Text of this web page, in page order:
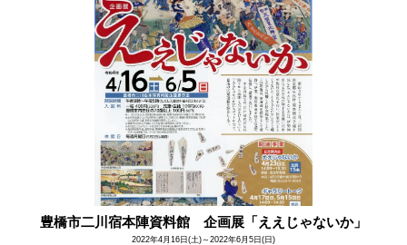
豊橋市二川宿本陣資料館 企画展「ええじゃないか」
2022年4月16日(土)～2022年6月5日(日)